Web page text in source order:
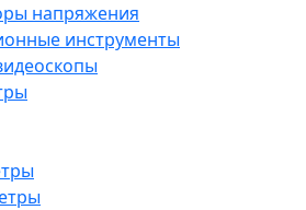
напряжения
инструменты